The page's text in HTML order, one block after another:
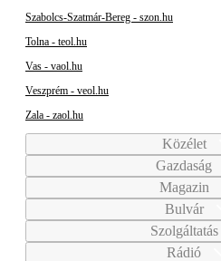
Szabolcs-Szatmár-Bereg - szon.hu
Tolna - teol.hu
Vas - vaol.hu
Veszprém - veol.hu
Zala - zaol.hu
Közélet
Gazdaság
Magazin
Bulvár
Szolgáltatás
Rádió